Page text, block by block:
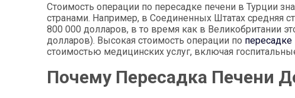
Стоимость операции по пересадке печени в Турции
странами. Например, в Соединенных Штатах средняя
800 000 долларов, в то время как в Великобритании
долларов). Высокая стоимость операции по пересадке
стоимостью медицинских услуг, включая
Почему Пересадка Печени